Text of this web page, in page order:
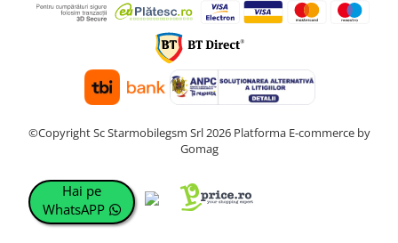
©Copyright Sc Starmobilegsm Srl 2026 Platforma E-commerce by
Gomag
Hai pe
WhatsAPP